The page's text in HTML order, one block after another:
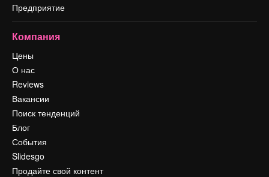
Предприятие
Компания
Цены
О нас
Reviews
Вакансии
Поиск тенденций
Блог
События
Slidesgo
Продайте свой контент